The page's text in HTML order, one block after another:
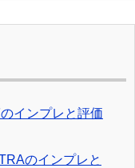
インプレと評価
のインプレと